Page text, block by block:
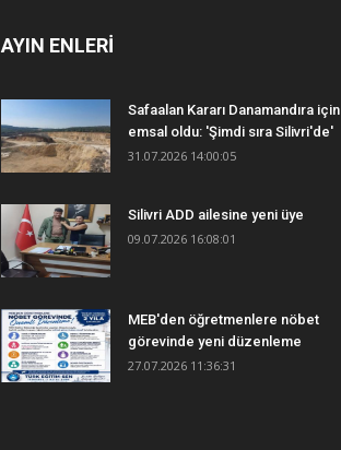
AYIN ENLERİ
Safaalan Kararı Danamandıra için
emsal oldu: 'Şimdi sıra Silivri'de'
31.07.2026 14:00:05
Silivri ADD ailesine yeni üye
09.07.2026 16:08:01
MEB'den öğretmenlere nöbet
görevinde yeni düzenleme
27.07.2026 11:36:31